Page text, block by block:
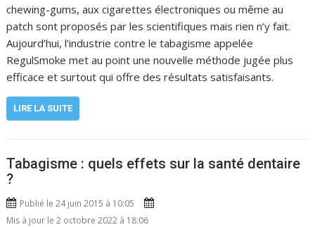
chewing-gums, aux cigarettes électroniques ou même au
patch sont proposés par les scientifiques mais rien n’y fait.
Aujourd’hui, l’industrie contre le tabagisme appelée
RegulSmoke met au point une nouvelle méthode jugée plus
efficace et surtout qui offre des résultats satisfaisants.
LIRE LA SUITE
Tabagisme : quels effets sur la santé dentaire
?
Publié le 24 juin 2015 à 10:05
Mis à jour le 2 octobre 2022 à 18:06